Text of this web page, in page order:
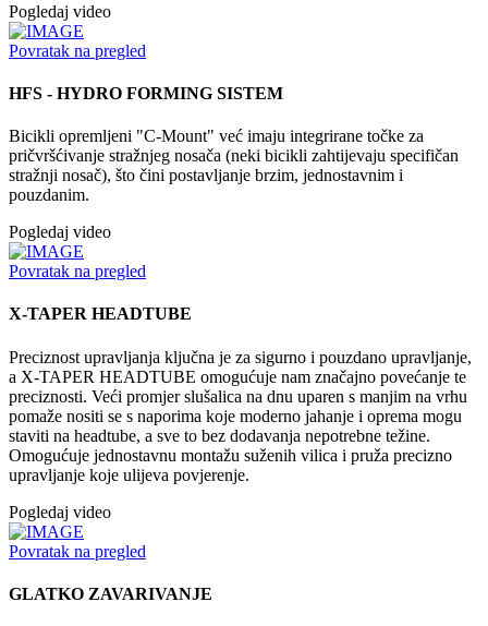
Pogledaj video
Povratak na pregled
HFS - HYDRO FORMING SISTEM
Bicikli opremljeni "C-Mount" već imaju integrirane točke za
pričvršćivanje stražnjeg nosača (neki bicikli zahtijevaju specifičan
stražnji nosač), što čini postavljanje brzim, jednostavnim i
pouzdanim.
Pogledaj video
Povratak na pregled
X-TAPER HEADTUBE
Preciznost upravljanja ključna je za sigurno i pouzdano upravljanje,
a X-TAPER HEADTUBE omogućuje nam značajno povećanje te
preciznosti. Veći promjer slušalica na dnu uparen s manjim na vrhu
pomaže nositi se s naporima koje moderno jahanje i oprema mogu
staviti na headtube, a sve to bez dodavanja nepotrebne težine.
Omogućuje jednostavnu montažu suženih vilica i pruža precizno
upravljanje koje ulijeva povjerenje.
Pogledaj video
Povratak na pregled
GLATKO ZAVARIVANJE